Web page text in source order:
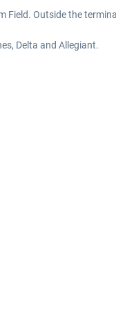
Field. Outside the
Delta and Allegiant.